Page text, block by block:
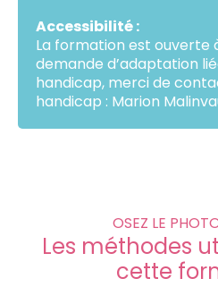
Accessibilité :
La formation est ouverte
demande d’adaptation
handicap, merci de
handicap : Marion
OSEZ LE
Les méthodes
cette